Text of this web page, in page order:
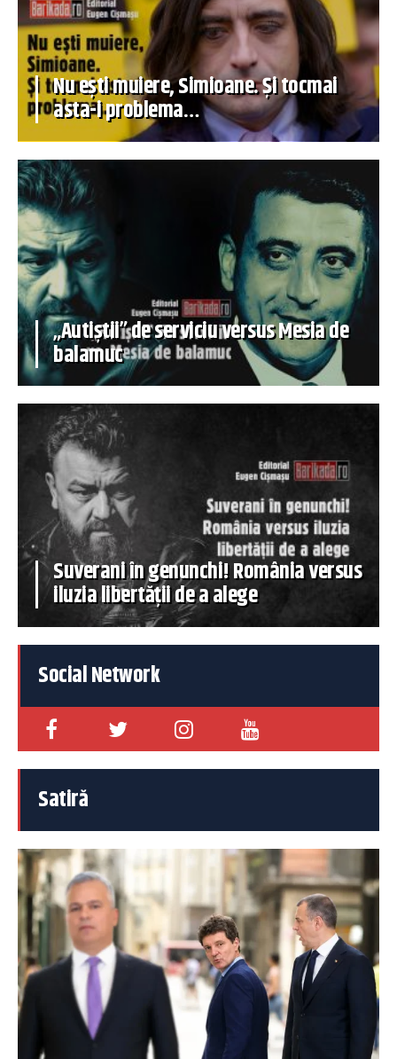
Nu ești muiere, Simioane. Și tocmai
asta-i problema…
„Autiștii” de serviciu versus Mesia de
balamuc
Suverani în genunchi! România versus
iluzia libertății de a alege
Social Network
Satiră